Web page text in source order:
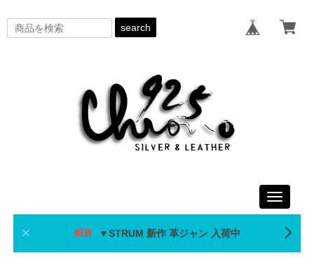
search
Toggle
▼STRUM 新作 革ジャン 入荷中